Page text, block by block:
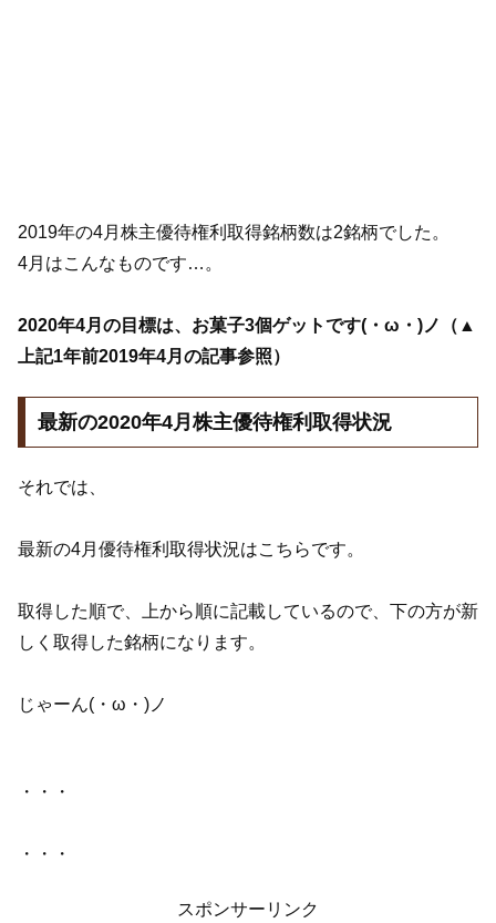
2019年の4月株主優待権利取得銘柄数は2銘柄でした。
4月はこんなものです…。
2020年4月の目標は、お菓子3個ゲットです(・ω・)ノ（▲
上記1年前2019年4月の記事参照）
最新の2020年4月株主優待権利取得状況
それでは、
最新の4月優待権利取得状況はこちらです。
取得した順で、上から順に記載しているので、下の方が新
しく取得した銘柄になります。
じゃーん(・ω・)ノ
・・・
・・・
スポンサーリンク